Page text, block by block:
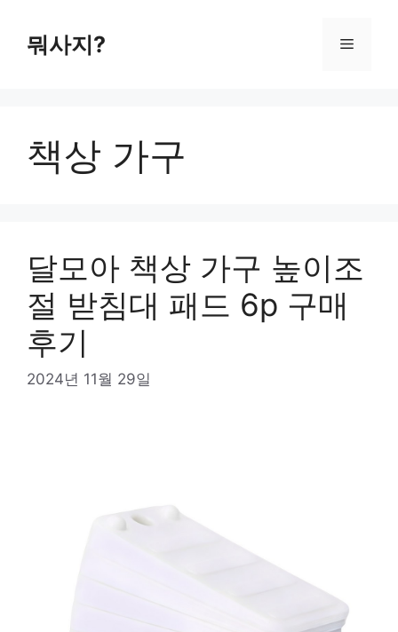
뭐사지? 메
책상 가구
달모아 책상 가구 높이조
절 받침대 패드 6p 구매
후기
2024년 11월 29일